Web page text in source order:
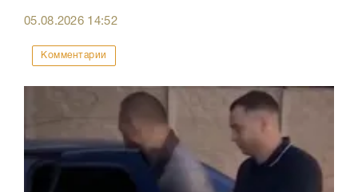
05.08.2026 14:52
Комментарии